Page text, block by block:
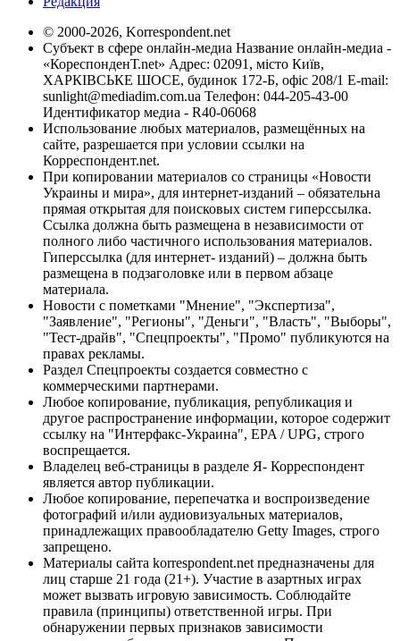
© 2000-2026, Korrespondent.net
Субъект в сфере онлайн-медиа Название онлайн-медиа -
«КореспонденТ.net» Адрес: 02091, місто Київ,
ХАРКІВСЬКЕ ШОСЕ, будинок 172-Б, офіс 208/1 E-mail:
sunlight@mediadim.com.ua Телефон: 044-205-43-00
Идентификатор медиа - R40-06068
Использование любых материалов, размещённых на
сайте, разрешается при условии ссылки на
Корреспондент.net.
При копировании материалов со страницы «Новости
Украины и мира», для интернет-изданий – обязательна
прямая открытая для поисковых систем гиперссылка.
Ссылка должна быть размещена в независимости от
полного либо частичного использования материалов.
Гиперссылка (для интернет- изданий) – должна быть
размещена в подзаголовке или в первом абзаце
материала.
Новости с пометками "Мнение", "Экспертиза",
"Заявление", "Регионы", "Деньги", "Власть", "Выборы",
"Тест-драйв", "Спецпроекты", "Промо" публикуются на
правах рекламы.
Раздел Спецпроекты создается совместно с
коммерческими партнерами.
Любое копирование, публикация, републикация и
другое распространение информации, которое содержит
ссылку на "Интерфакс-Украина", EPA / UPG, строго
воспрещается.
Владелец веб-страницы в разделе Я- Корреспондент
является автор публикации.
Любое копирование, перепечатка и воспроизведение
фотографий и/или аудиовизуальных материалов,
принадлежащих правообладателю Getty Images, строго
запрещено.
Материалы сайта korrespondent.net предназначены для
лиц старше 21 года (21+). Участие в азартных играх
может вызвать игровую зависимость. Соблюдайте
правила (принципы) ответственной игры. При
обнаружении первых признаков зависимости